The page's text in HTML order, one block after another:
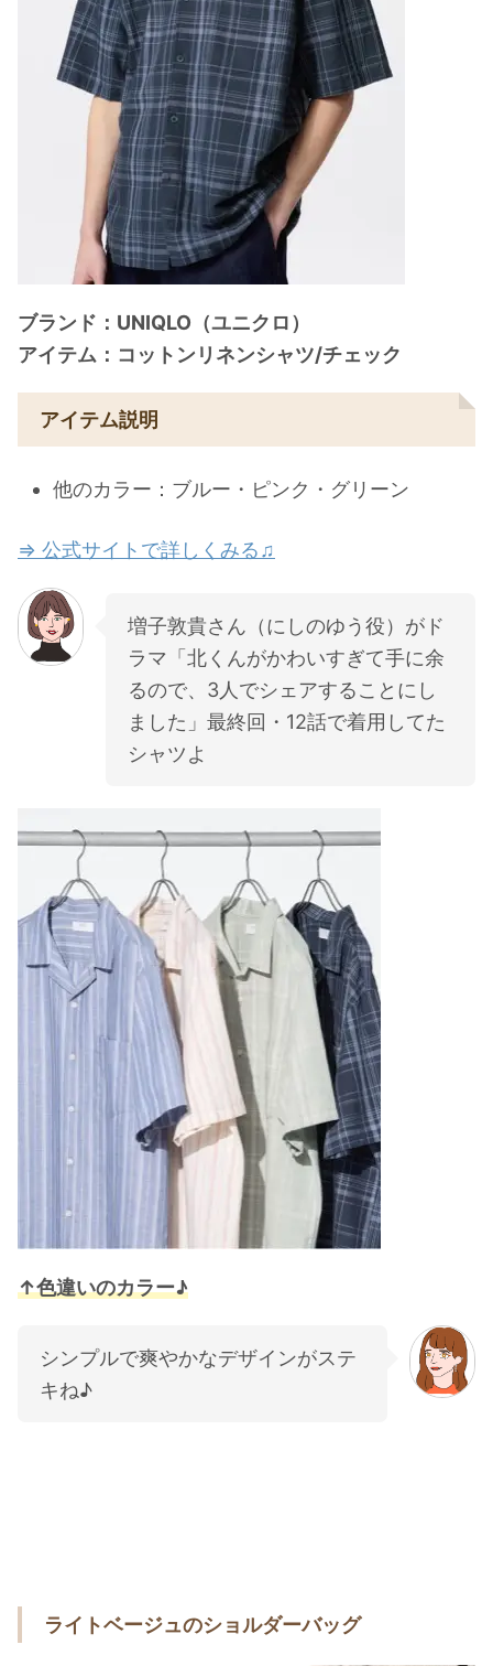
ブランド：UNIQLO（ユニクロ）
アイテム：コットンリネンシャツ/チェック
アイテム説明
他のカラー：ブルー・ピンク・グリーン
⇒ 公式サイトで詳しくみる♫
増子敦貴さん（にしのゆう役）がド
ラマ「北くんがかわいすぎて手に余
るので、3人でシェアすることにし
ました」最終回・12話で着用してた
シャツよ
↑色違いのカラー♪
シンプルで爽やかなデザインがステ
キね♪
ライトベージュのショルダーバッグ